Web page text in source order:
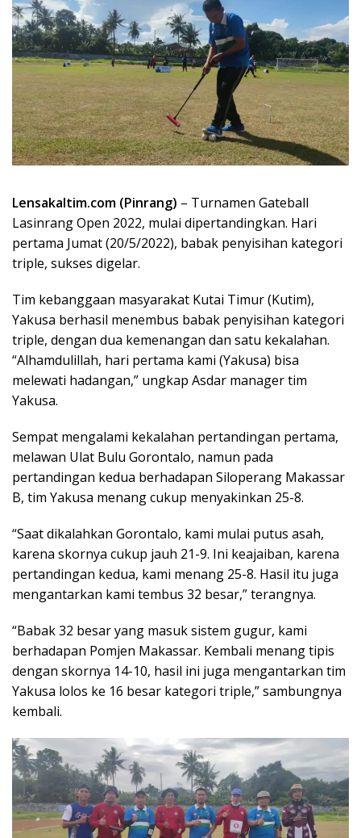
Lensakaltim.com (Pinrang) – Turnamen Gateball
Lasinrang Open 2022, mulai dipertandingkan. Hari
pertama Jumat (20/5/2022), babak penyisihan kategori
triple, sukses digelar.
Tim kebanggaan masyarakat Kutai Timur (Kutim),
Yakusa berhasil menembus babak penyisihan kategori
triple, dengan dua kemenangan dan satu kekalahan.
“Alhamdulillah, hari pertama kami (Yakusa) bisa
melewati hadangan,” ungkap Asdar manager tim
Yakusa.
Sempat mengalami kekalahan pertandingan pertama,
melawan Ulat Bulu Gorontalo, namun pada
pertandingan kedua berhadapan Siloperang Makassar
B, tim Yakusa menang cukup menyakinkan 25-8.
“Saat dikalahkan Gorontalo, kami mulai putus asah,
karena skornya cukup jauh 21-9. Ini keajaiban, karena
pertandingan kedua, kami menang 25-8. Hasil itu juga
mengantarkan kami tembus 32 besar,” terangnya.
“Babak 32 besar yang masuk sistem gugur, kami
berhadapan Pomjen Makassar. Kembali menang tipis
dengan skornya 14-10, hasil ini juga mengantarkan tim
Yakusa lolos ke 16 besar kategori triple,” sambungnya
kembali.